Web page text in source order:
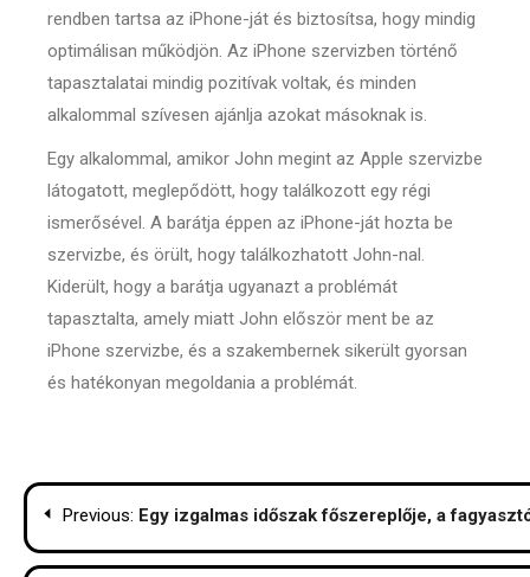
rendben tartsa az iPhone-ját és biztosítsa, hogy mindig
optimálisan működjön. Az iPhone szervizben történő
tapasztalatai mindig pozitívak voltak, és minden
alkalommal szívesen ajánlja azokat másoknak is.
Egy alkalommal, amikor John megint az Apple szervizbe
látogatott, meglepődött, hogy találkozott egy régi
ismerősével. A barátja éppen az iPhone-ját hozta be
szervizbe, és örült, hogy találkozhatott John-nal.
Kiderült, hogy a barátja ugyanazt a problémát
tapasztalta, amely miatt John először ment be az
iPhone szervizbe, és a szakembernek sikerült gyorsan
és hatékonyan megoldania a problémát.
Bejegyzés
navigáció
Previous: Egy izgalmas időszak főszereplője, a